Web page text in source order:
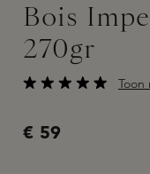
Bois
270gr
Toon
€ 59